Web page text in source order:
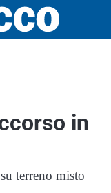
in
terreno misto